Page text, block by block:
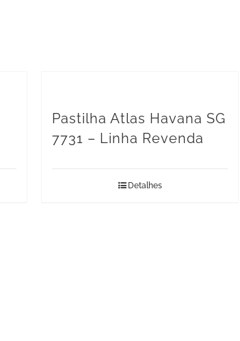
Pastilha Atlas Havana SG
7731 – Linha Revenda
Detalhes